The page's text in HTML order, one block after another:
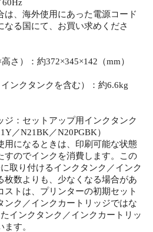
60Hz
、海外使用にあった電源コード
なる国にて、お買い求めくださ
さ）：約372×345×142（mm）
ンクタンクを含む）：約6.6kg
ジ：セットアップ用インクタンク
／N21BK／N20PGBK）
になるときは、印刷可能な状態
すのでインクを消費します。この
取り付けるインクタンク／インク
枚数よりも、少なくなる場合があ
ストは、プリンターの初期セット
ンク／インクカートリッジではな
インクタンク／インクカートリッ
す。